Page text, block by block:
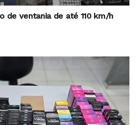
de ventania de até 110 km/h